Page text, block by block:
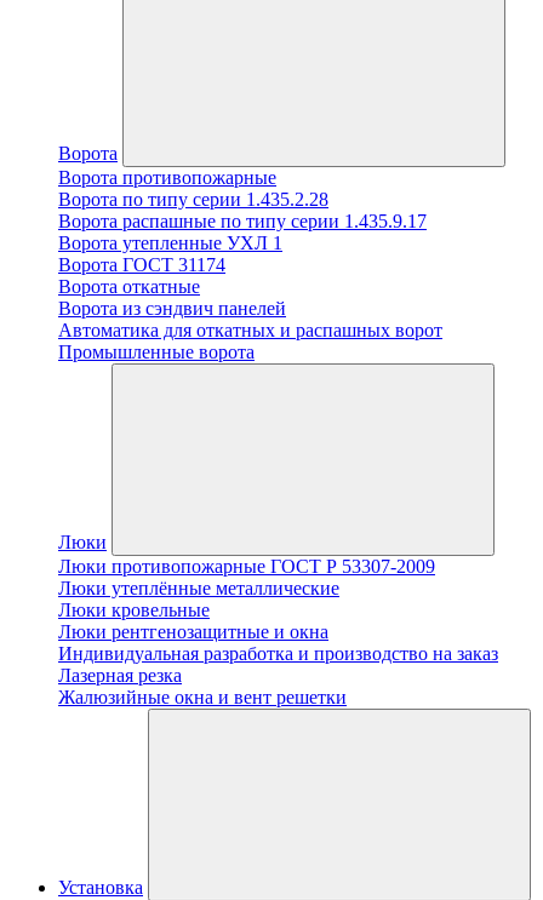
Ворота
Ворота противопожарные
Ворота по типу серии 1.435.2.28
Ворота распашные по типу серии 1.435.9.17
Ворота утепленные УХЛ 1
Ворота ГОСТ 31174
Ворота откатные
Ворота из сэндвич панелей
Автоматика для откатных и распашных ворот
Промышленные ворота
Люки
Люки противопожарные ГОСТ Р 53307-2009
Люки утеплённые металлические
Люки кровельные
Люки рентгенозащитные и окна
Индивидуальная разработка и производство на заказ
Лазерная резка
Жалюзийные окна и вент решетки
Установка